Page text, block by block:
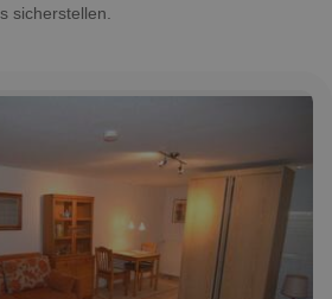
sicherstellen.